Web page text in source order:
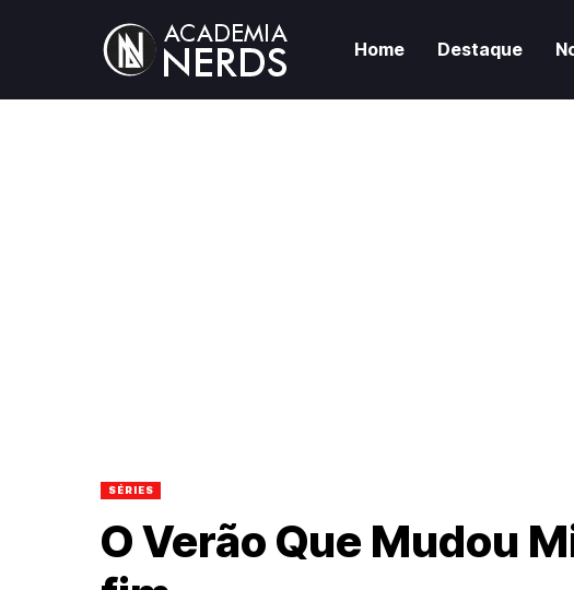
Home Destaque
SÉRIES
O Verão Que Mudou